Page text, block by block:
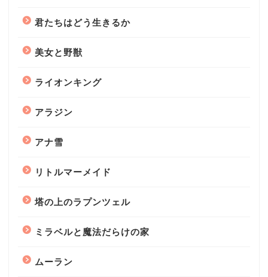
君たちはどう生きるか
美女と野獣
ライオンキング
アラジン
アナ雪
リトルマーメイド
塔の上のラプンツェル
ミラベルと魔法だらけの家
ムーラン